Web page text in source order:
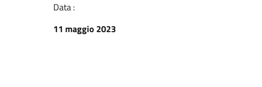
Data :
11 maggio 2023